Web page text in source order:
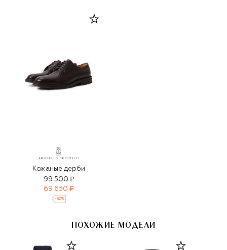
Кожаные дерби
99 500 ₽
69 650 ₽
-30%
ПОХОЖИЕ МОДЕЛИ